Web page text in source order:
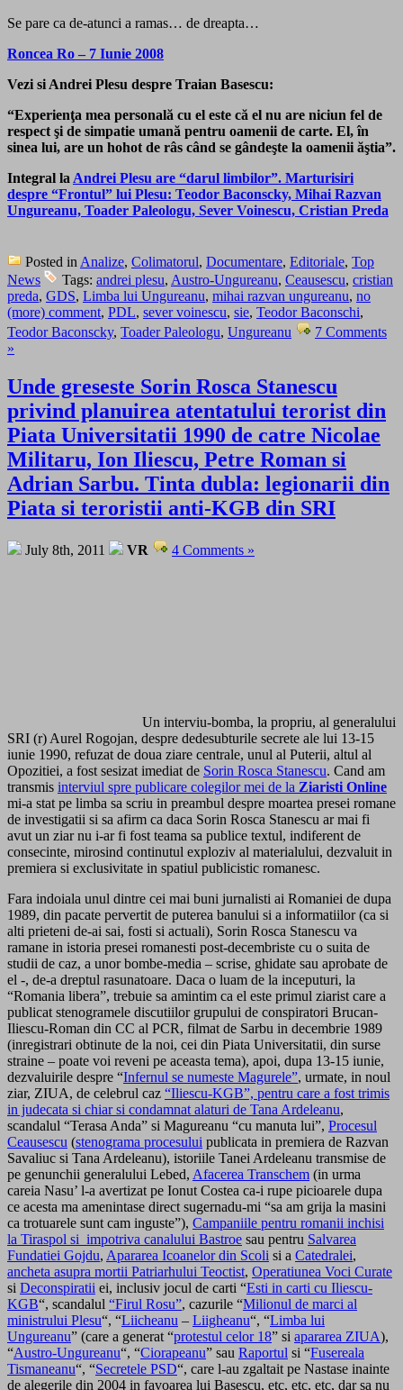
Se pare ca de-atunci a ramas… de dreapta…
Roncea Ro – 7 Iunie 2008
Vezi si Andrei Plesu despre Traian Basescu:
“Experienţa mea personală cu el este că el nu are niciun fel de
respect şi de simpatie umană pentru oamenii de carte. El, în
sinea lui, are un hohot de râs când se gândeşte la oamenii ăştia”.
Integral la Andrei Plesu are “darul limbilor”. Marturisiri
despre “Frontul” lui Plesu: Teodor Baconscky, Mihai Razvan
Ungureanu, Toader Paleologu, Sever Voinescu, Cristian Preda
Posted in Analize, Colimatorul, Documentare, Editoriale, Top
News
Tags: andrei plesu, Austro-Ungureanu, Ceausescu, cristian
preda, GDS, Limba lui Ungureanu, mihai razvan ungureanu, no
(more) comment, PDL, sever voinescu, sie, Teodor Baconschi,
Teodor Baconscky, Toader Paleologu, Ungureanu
7 Comments
»
Unde greseste Sorin Rosca Stanescu
privind planuirea atentatului terorist din
Piata Universitatii 1990 de catre Nicolae
Militaru, Ion Iliescu, Petre Roman si
Adrian Sarbu. Tinta dubla: legionarii din
Piata si teroristii anti-KGB din SRI
July 8th, 2011 VR 4 Comments »
Un interviu-bomba, la propriu, al generalului
SRI (r) Aurel Rogojan, despre dedesubturile secrete ale lui 13-15
iunie 1990, refuzat de doua ziare centrale, unul al Puterii, altul al
Opozitiei, a fost sesizat imediat de Sorin Rosca Stanescu. Cand am
transmis interviul spre publicare colegilor mei de la Ziaristi Online
mi-a stat pe limba sa scriu in preambul despre moartea presei romane
de investigatii si sa afirm ca daca Sorin Rosca Stanescu ar mai fi
avut un ziar nu i-ar fi fost teama sa publice textul, indiferent de
consecinte, mirosind continutul exploziv al materialului, dezvaluit in
premiera si exclusivitate in spatiul publicistic romanesc.
Fara indoiala unul dintre cei mai buni jurnalisti ai Romaniei de dupa
1989, din pacate pervertit de puterea banului si a informatiilor (ca si
alti prieteni de-ai sai, fosti si actuali), Sorin Rosca Stanescu va
ramane in istoria presei romanesti post-decembriste cu o suita de
studii de caz, a unor bombe-media – scrise, ghidate sau aprobate de
el -, de-a dreptul rasunatoare. Daca o luam de la inceputuri, la
“Romania libera”, trebuie sa amintim ca el este primul ziarist care a
publicat stenogramele discutiilor grupului de conspiratori Brucan-
Iliescu-Roman din CC al PCR, filmat de Sarbu in decembrie 1989
(inregistrari obtinute de la noi, cei din Piata Universitatii, din surse
straine – poate voi reveni pe aceasta tema), apoi, dupa 13-15 iunie,
dezvaluirile despre “Infernul se numeste Magurele”, urmate, in noul
ziar, ZIUA, de celebrul caz “Iliescu-KGB”, pentru care a fost trimis
in judecata si chiar si condamnat alaturi de Tana Ardeleanu,
scandalul “Terasa Anda” si Magureanu “cu manuta lui”, Procesul
Ceausescu (stenograma procesului publicata in premiera de Razvan
Savaliuc si Tana Ardeleanu), istoriile Tanei Ardeleanu transmise de
pe genunchii generalului Lebed, Afacerea Transchem (in urma
careia Nasu’ l-a avertizat pe Ionut Costea ca-i rupe picioarele dupa
ce acesta ma amenintase direct sugernadu-mi “sa am grija la masini
ca trotuarele sunt cam inguste”), Campaniile pentru romanii inchisi
la Tiraspol si impotriva canalului Bastroe sau pentru Salvarea
Fundatiei Gojdu, Apararea Icoanelor din Scoli si a Catedralei,
ancheta asupra mortii Patriarhului Teoctist, Operatiunea Voci Curate
si Deconspiratii ei, inclusiv jocul de carti “Esti in carti cu Iliescu-
KGB“, scandalul “Firul Rosu”, cazurile “Milionul de marci al
ministrului Plesu“, “Liicheanu – Liigheanu“, “Limba lui
Ungureanu” (care a generat “protestul celor 18” si apararea ZIUA),
“Austro-Ungureanu“, “Ciorapeanu” sau Raportul si “Fusereala
Tismaneanu“, “Secretele PSD“, care l-au zgaltait pe Nastase inainte
de alegerile din 2004 in favoarea lui Basescu, etc, etc, etc, dar sa nu